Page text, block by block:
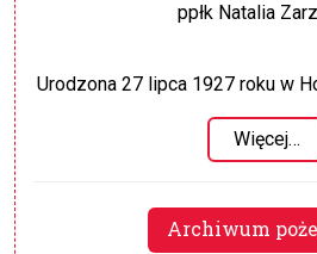
ppłk Natalia
Urodzona 27 lipca 1927 roku w
Więcej…
Archiwum